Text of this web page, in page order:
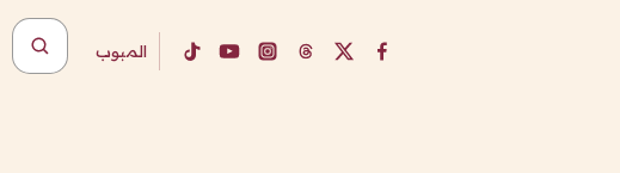
المبوب